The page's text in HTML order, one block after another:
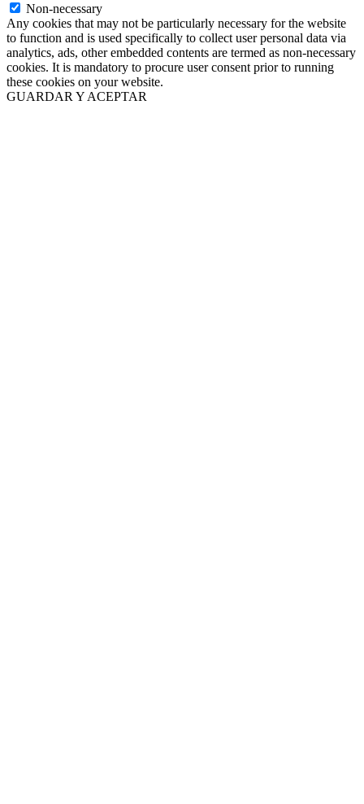
Non-necessary
Any cookies that may not be particularly necessary for the website
to function and is used specifically to collect user personal data via
analytics, ads, other embedded contents are termed as non-necessary
cookies. It is mandatory to procure user consent prior to running
these cookies on your website.
GUARDAR Y ACEPTAR